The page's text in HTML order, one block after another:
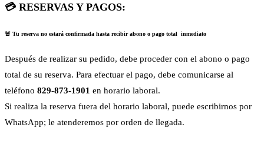
💳 RESERVAS Y PAGOS:
🚨 Tu reserva no estará confirmada hasta recibir abono o pago total inmediato
Después de realizar su pedido, debe proceder con el abono o pago
total de su reserva. Para efectuar el pago, debe comunicarse al
teléfono 829-873-1901 en horario laboral.
Si realiza la reserva fuera del horario laboral, puede escribirnos por
WhatsApp; le atenderemos por orden de llegada.